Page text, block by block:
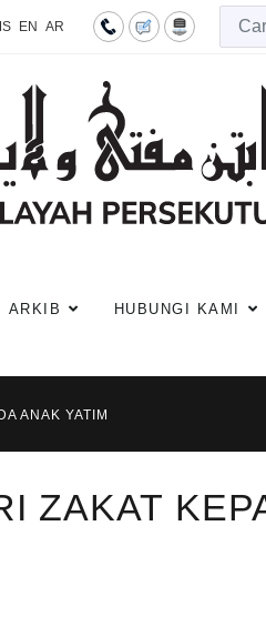
EN AR
ARKIB HUBUNGI KAMI
ANAK YATIM
ZAKAT